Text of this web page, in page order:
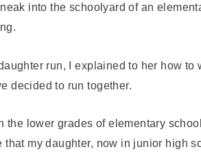
into the schoolyard of an
run, I explained to her how to
decided to run together.
the lower grades of elementary
that my daughter, now in junior high